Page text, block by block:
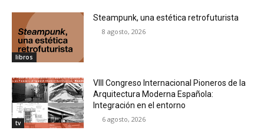
libros
Steampunk, una estética retrofuturista
8 agosto, 2026
tv
VIII Congreso Internacional Pioneros de la
Arquitectura Moderna Española:
Integración en el entorno
6 agosto, 2026